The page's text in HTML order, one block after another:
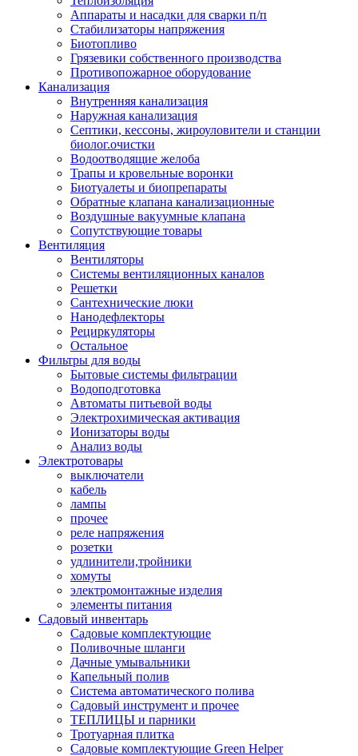
Аппараты и насадки для сварки п/п
Стабилизаторы напряжения
Биотопливо
Грязевики собственного производства
Противопожарное оборудование
Канализация
Внутренняя канализация
Наружная канализация
Септики, кессоны, жироуловители и станции
биолог.очистки
Водоотводящие желоба
Трапы и кровельные воронки
Биотуалеты и биопрепараты
Обратные клапана канализационные
Воздушные вакуумные клапана
Сопутствующие товары
Вентиляция
Вентиляторы
Системы вентиляционных каналов
Решетки
Сантехнические люки
Нанодефлекторы
Рециркуляторы
Остальное
Фильтры для воды
Бытовые системы фильтрации
Водоподготовка
Автоматы питьевой воды
Электрохимическая активация
Ионизаторы воды
Анализ воды
Электротовары
выключатели
кабель
лампы
прочее
реле напряжения
розетки
удлинители,тройники
хомуты
электромонтажные изделия
элементы питания
Садовый инвентарь
Садовые комплектующие
Поливочные шланги
Дачные умывальники
Капельный полив
Система автоматического полива
Садовый инструмент и прочее
ТЕПЛИЦЫ и парники
Тротуарная плитка
Садовые комплектующие Green Helper